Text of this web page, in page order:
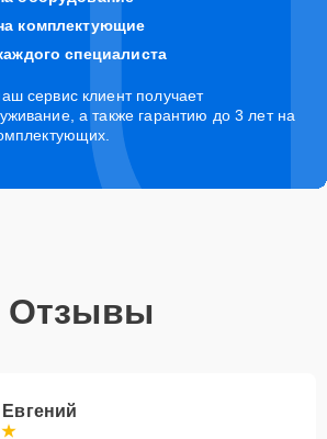
комплектующие
специалиста
сервис клиент получает
а также гарантию до 3 лет на
Отзывы